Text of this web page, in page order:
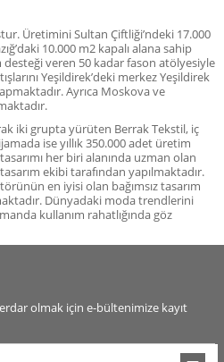
Üretimini Sultan Çiftliği’ndeki 17.000
10.000 m2 kapalı alana sahip
veren 50 kadar fason atölyesiyle
Yeşildirek’deki merkez Yeşildirek
Ayrıca Moskova ve
iki grupta yürüten Berrak Tekstil, iç
ise yıllık 350.000 adet üretim
her biri alanında uzman olan
ekibi tarafından yapılmaktadır.
en iyisi olan bağımsız tasarım
Dünyadaki moda trendlerini
kullanım rahatlığında göz
olmak için e-bültenimize kayıt